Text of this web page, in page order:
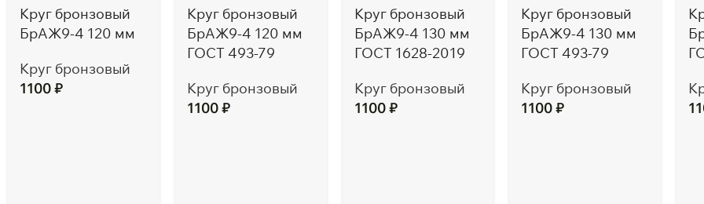
Круг бронзовый
БрАЖ9-4 120 мм
Круг бронзовый
1100₽
Круг бронзовый
БрАЖ9-4 120 мм
ГОСТ 493-79
Круг бронзовый
1100₽
Круг бронзовый
БрАЖ9-4 130 мм
ГОСТ 1628-2019
Круг бронзовый
1100₽
Круг бронзовый
БрАЖ9-4 130 мм
ГОСТ 493-79
Круг бронзовый
1100₽